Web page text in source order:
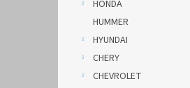
HONDA
HUMMER
HYUNDAI
CHERY
CHEVROLET